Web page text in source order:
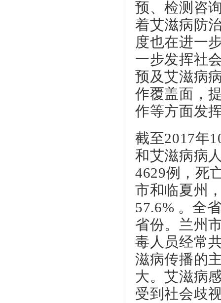
预、检测咨
着艾滋病防
度也在进一
一步发挥社
预及艾滋病
作覆盖面，
作等方面发
截至2017年
和艾滋病病
4629例，死
市和临夏州
57.6% 。全
省份。兰州
毒人员经常
滋病传播的
大。艾滋病
受到社会歧